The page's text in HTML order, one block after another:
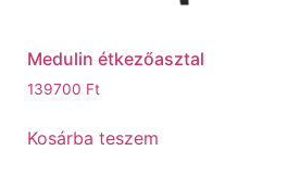
Medulin étkezőasztal
139700 Ft
Kosárba teszem